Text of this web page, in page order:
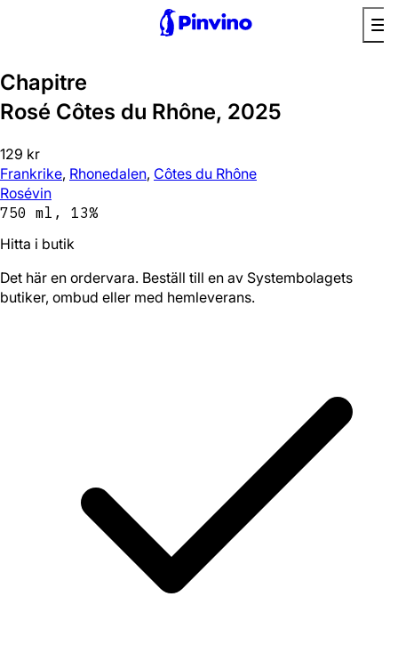
Chapitre
Rosé Côtes du Rhône, 2025
129 kr
Frankrike, Rhonedalen, Côtes du Rhône
Rosévin
750 ml, 13%
Hitta i butik
Det här en ordervara. Beställ till en av Systembolagets
butiker, ombud eller med hemleverans.